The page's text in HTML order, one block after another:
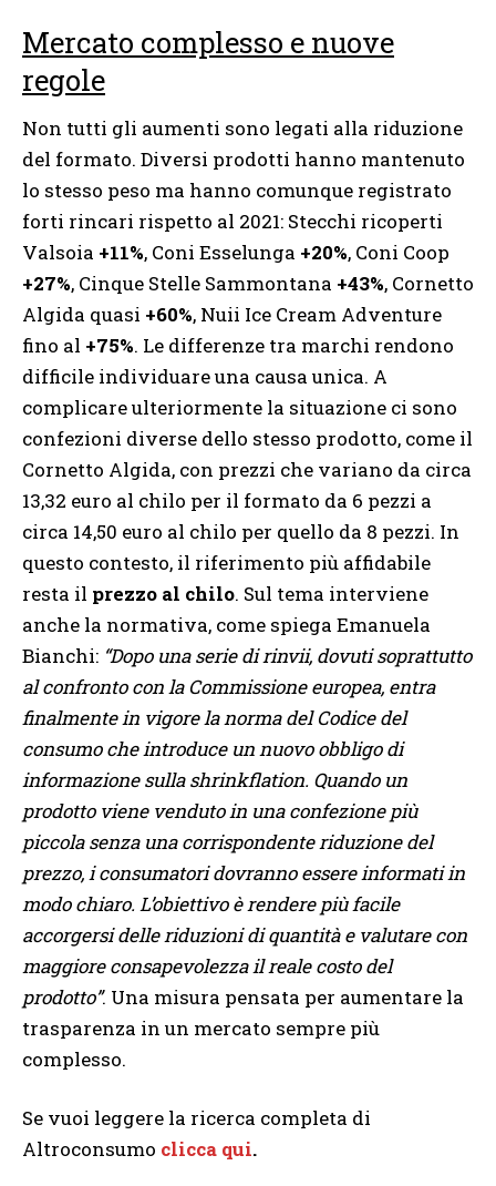
Mercato complesso e nuove
regole
Non tutti gli aumenti sono legati alla riduzione
del formato. Diversi prodotti hanno mantenuto
lo stesso peso ma hanno comunque registrato
forti rincari rispetto al 2021: Stecchi ricoperti
Valsoia +11%, Coni Esselunga +20%, Coni Coop
+27%, Cinque Stelle Sammontana +43%, Cornetto
Algida quasi +60%, Nuii Ice Cream Adventure
fino al +75%. Le differenze tra marchi rendono
difficile individuare una causa unica. A
complicare ulteriormente la situazione ci sono
confezioni diverse dello stesso prodotto, come il
Cornetto Algida, con prezzi che variano da circa
13,32 euro al chilo per il formato da 6 pezzi a
circa 14,50 euro al chilo per quello da 8 pezzi. In
questo contesto, il riferimento più affidabile
resta il prezzo al chilo. Sul tema interviene
anche la normativa, come spiega Emanuela
Bianchi: “Dopo una serie di rinvii, dovuti soprattutto
al confronto con la Commissione europea, entra
finalmente in vigore la norma del Codice del
consumo che introduce un nuovo obbligo di
informazione sulla shrinkflation. Quando un
prodotto viene venduto in una confezione più
piccola senza una corrispondente riduzione del
prezzo, i consumatori dovranno essere informati in
modo chiaro. L’obiettivo è rendere più facile
accorgersi delle riduzioni di quantità e valutare con
maggiore consapevolezza il reale costo del
prodotto”. Una misura pensata per aumentare la
trasparenza in un mercato sempre più
complesso.
Se vuoi leggere la ricerca completa di
Altroconsumo clicca qui.